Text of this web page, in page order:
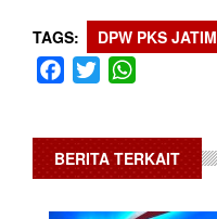
TAGS DPW PKS JATIM
Facebook
Twitter
BERITA TERKAIT